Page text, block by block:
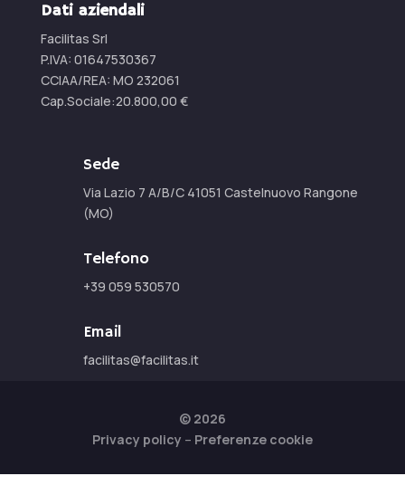
Dati aziendali
Facilitas Srl
P.IVA: 01647530367
CCIAA/REA: MO 232061
Cap.Sociale:20.800,00 €
Sede
Via Lazio 7 A/B/C 41051 Castelnuovo Rangone
(MO)
Telefono
+39 059 530570
Email
facilitas@facilitas.it
© 2026
Privacy policy – Preferenze cookie